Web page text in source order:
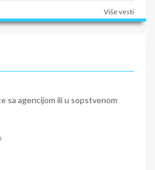
Više vesti
sa agencijom ili u sopstvenom